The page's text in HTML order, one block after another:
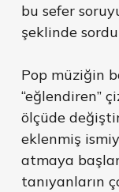
bu sefer
şeklinde
Pop müziğin
“eğlendiren”
ölçüde
eklenmiş
atmaya
tanıyanların